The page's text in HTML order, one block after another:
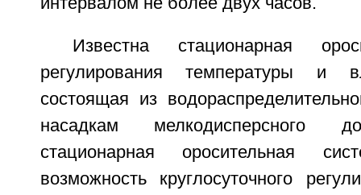
Известна стационарная
регулирования температуры и
состоящая из
насадкам мелкодисперсного
стационарная оросительная
возможность круглосуточного